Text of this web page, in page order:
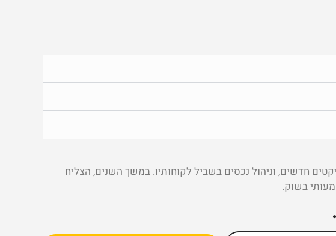
חדשים, וניהול נכסים בשביל לקוחותיו. במשך השנים, הצליח
בשוק.